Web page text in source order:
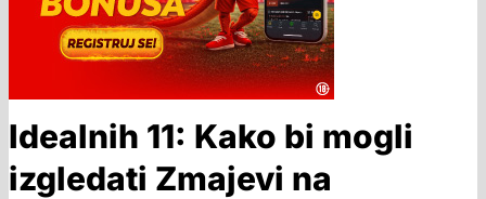
Idealnih 11: Kako bi mogli
izgledati Zmajevi na